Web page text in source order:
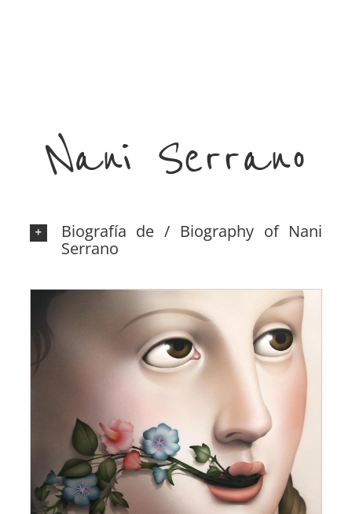
Nani Serrano
Biografía de / Biography of Nani
Serrano